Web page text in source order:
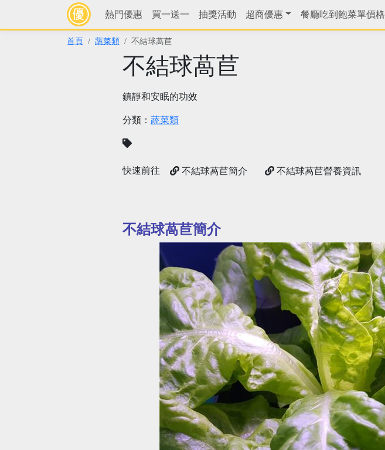
熱門優惠 買一送一 抽獎活動 超商優惠 餐廳吃到飽菜單價格
首頁 蔬菜類 不結球萵苣
不結球萵苣
鎮靜和安眠的功效
分類： 蔬菜類
快速前往 不結球萵苣簡介 不結球萵苣營養資訊
不結球萵苣簡介